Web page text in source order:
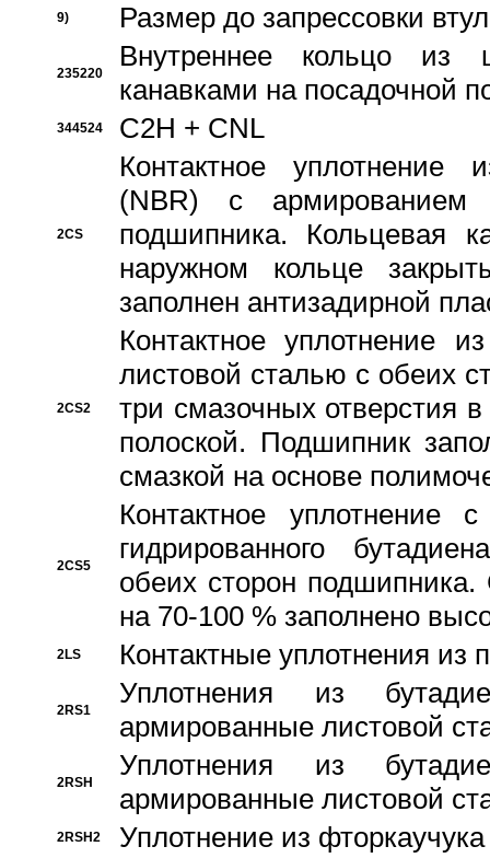
9) Размер до запрессовки
235220
Внутреннее кольцо из
канавками на посадочной
344524 C2H + CNL
2CS
Контактное уплотнение
(NBR) с
подшипника. Кольцевая
наружном кольце
заполнен антизадирной
2CS2
Контактное уплотнение
листовой сталью с обеих
три смазочных отверстия
полоской. Подшипник
смазкой на основе
2CS5
Контактное уплотнение
гидрированного
обеих сторон
на 70-100 % заполнено
2LS Контактные уплотнения из
2RS1
Уплотнения из
армированные листовой
2RSH
Уплотнения из
армированные листовой
2RSH2 Уплотнение из